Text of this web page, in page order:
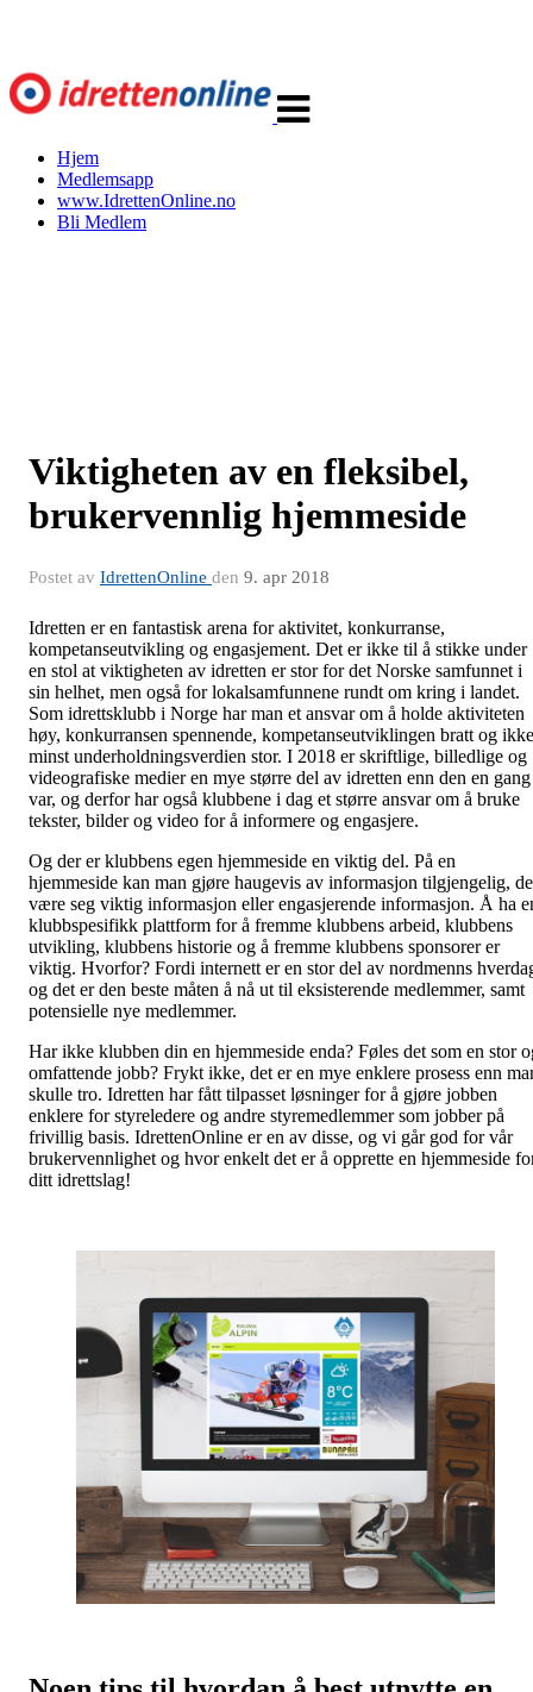
navigasjon
Hjem
Medlemsapp
www.IdrettenOnline.no
Bli Medlem
Viktigheten av en fleksibel,
brukervennlig hjemmeside
Postet av IdrettenOnline den 9. apr 2018
Idretten er en fantastisk arena for aktivitet, konkurranse,
kompetanseutvikling og engasjement. Det er ikke til å stikke under
en stol at viktigheten av idretten er stor for det Norske samfunnet i
sin helhet, men også for lokalsamfunnene rundt om kring i landet.
Som idrettsklubb i Norge har man et ansvar om å holde aktiviteten
høy, konkurransen spennende, kompetanseutviklingen bratt og ikke
minst underholdningsverdien stor. I 2018 er skriftlige, billedlige og
videografiske medier en mye større del av idretten enn den en gang
var, og derfor har også klubbene i dag et større ansvar om å bruke
tekster, bilder og video for å informere og engasjere.
Og der er klubbens egen hjemmeside en viktig del. På en
hjemmeside kan man gjøre haugevis av informasjon tilgjengelig,
være seg viktig informasjon eller engasjerende informasjon. Å ha
klubbspesifikk plattform for å fremme klubbens arbeid, klubbens
utvikling, klubbens historie og å fremme klubbens sponsorer er
viktig. Hvorfor? Fordi internett er en stor del av nordmenns
og det er den beste måten å nå ut til eksisterende medlemmer, samt
potensielle nye medlemmer.
Har ikke klubben din en hjemmeside enda? Føles det som en stor
omfattende jobb? Frykt ikke, det er en mye enklere prosess enn
skulle tro. Idretten har fått tilpasset løsninger for å gjøre jobben
enklere for styreledere og andre styremedlemmer som jobber på
frivillig basis. IdrettenOnline er en av disse, og vi går god for vår
brukervennlighet og hvor enkelt det er å opprette en hjemmeside
ditt idrettslag!